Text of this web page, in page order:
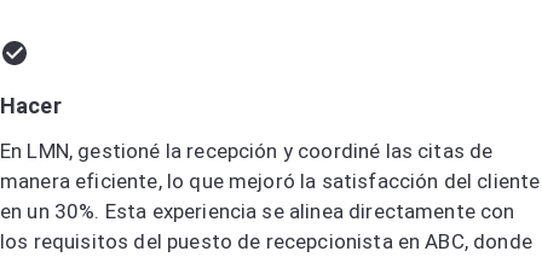
Hacer
En LMN, gestioné la recepción y coordiné las citas de
manera eficiente, lo que mejoró la satisfacción del cliente
en un 30%. Esta experiencia se alinea directamente con
los requisitos del puesto de recepcionista en ABC, donde